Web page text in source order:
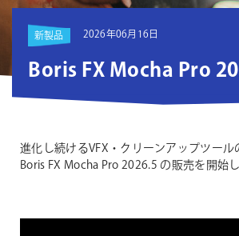
新製品 2026年06月16日
Boris FX Mocha Pro
進化し続けるVFX・クリーンアップツール
Boris FX Mocha Pro 2026.5 の販売を開始し